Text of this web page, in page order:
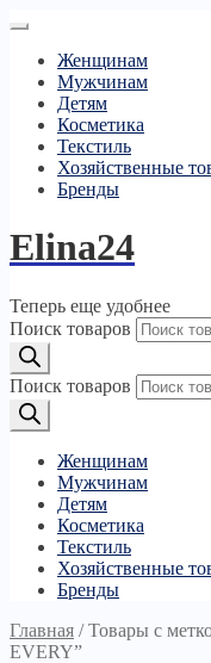
Женщинам
Мужчинам
Детям
Косметика
Текстиль
Хозяйственные
Бренды
Elina24
Теперь еще удобнее
Поиск товаров
Поиск товаров
Женщинам
Мужчинам
Детям
Косметика
Текстиль
Хозяйственные
Бренды
Главная /Товары с
EVERY”